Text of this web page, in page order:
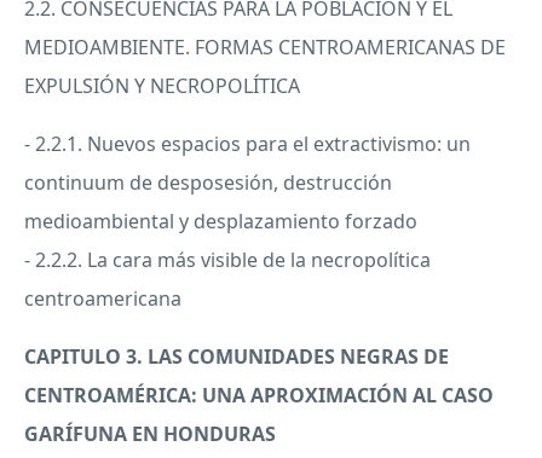
2.2. CONSECUENCIAS PARA LA POBLACIÓN Y EL
MEDIOAMBIENTE. FORMAS CENTROAMERICANAS DE
EXPULSIÓN Y NECROPOLÍTICA
- 2.2.1. Nuevos espacios para el extractivismo: un
continuum de desposesión, destrucción
medioambiental y desplazamiento forzado
- 2.2.2. La cara más visible de la necropolítica
centroamericana
CAPITULO 3. LAS COMUNIDADES NEGRAS DE
CENTROAMÉRICA: UNAAPROXIMACIÓN AL CASO
GARÍFUNA EN HONDURAS